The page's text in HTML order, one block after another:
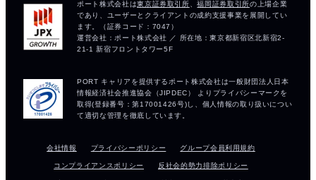
会社情報 プライバシーポリシー グループ会員利用規約
コンプライアンスポリシー 反社会的勢力排除ポリシー